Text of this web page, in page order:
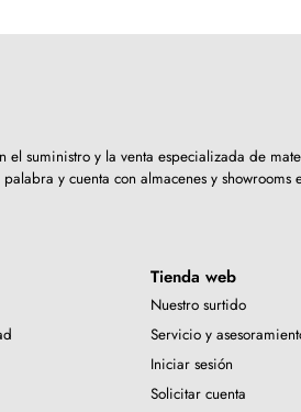
el suministro y la venta especializada de
y cuenta con almacenes y showrooms
Tienda web
Nuestro surtido
Servicio y
Iniciar sesión
Solicitar cuenta